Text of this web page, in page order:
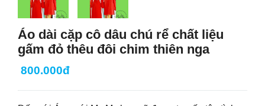
Áo dài cặp cô dâu chú rể chất liệu
gấm đỏ thêu đôi chim thiên nga
800.000đ